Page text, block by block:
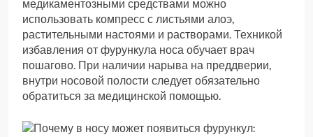
медикаментозными средствами можно
использовать компресс с листьями алоэ,
растительными настоями и растворами. Техникой
избавления от фурункула носа обучает врач
пошагово. При наличии нарыва на преддверии,
внутри носовой полости следует обязательно
обратиться за медицинской помощью.